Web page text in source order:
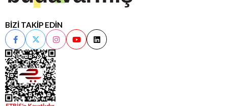
BİZİ TAKİP EDİN